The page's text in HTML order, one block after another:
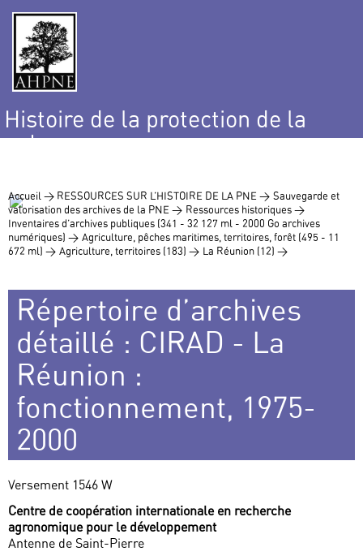
Histoire de la protection de la
nature
Accueil > RESSOURCES SUR L’HISTOIRE DE LA PNE > Sauvegarde et
valorisation des archives de la PNE > Ressources historiques >
Inventaires d’archives publiques (341 - 32 127 ml - 2000 Go archives
numériques) > Agriculture, pêches maritimes, territoires, forêt (495 - 11
672 ml) > Agriculture, territoires (183) > La Réunion (12) >
Répertoire d’archives
détaillé : CIRAD - La
Réunion :
fonctionnement, 1975-
2000
Versement 1546 W
Centre de coopération internationale en recherche
agronomique pour le développement
Antenne de Saint-Pierre